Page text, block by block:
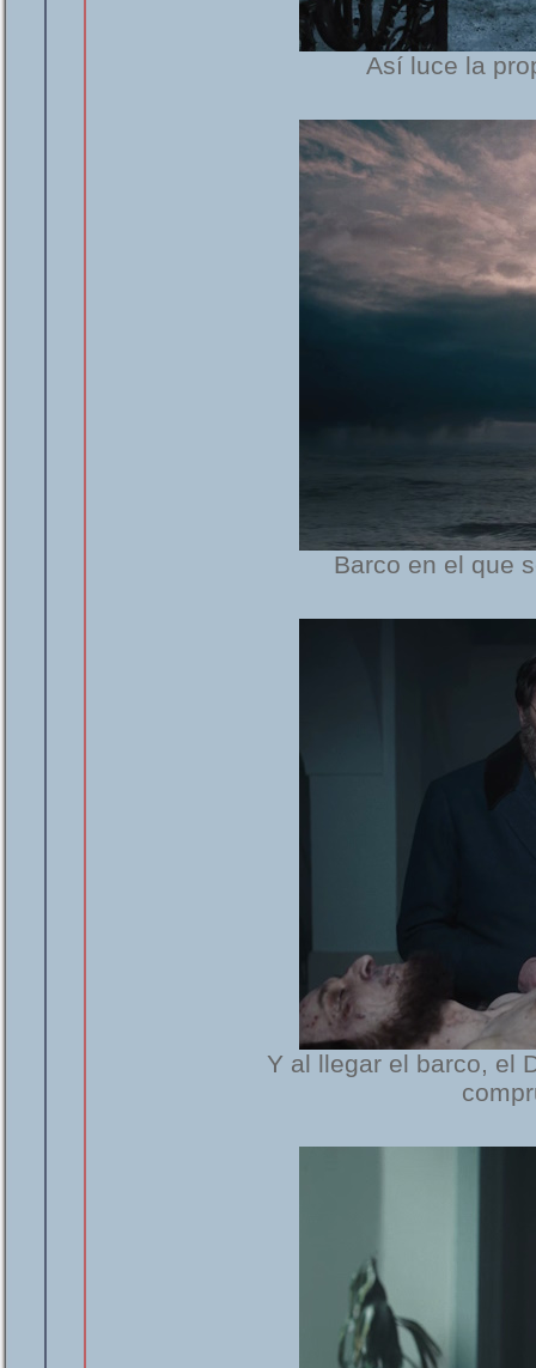
Así luce la
Barco en el que
Y al llegar el barco, el